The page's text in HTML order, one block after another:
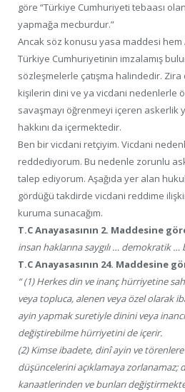
göre “Türkiye Cumhuriyeti tebaası
yapmağa mecburdur.”
Ancak söz konusu yasa maddesi hem
Türkiye Cumhuriyetinin imzalamış
sözleşmelerle çatışma halindedir.
kişilerin dini ve ya vicdani nedenlerle
savaşmayı öğrenmeyi içeren
hakkını da içermektedir.
Ben bir vicdani retçiyim. Vicdani
reddediyorum. Bu nedenle zorunlu
talep ediyorum. Aşağıda yer alan
gördüğü takdirde vicdani reddime
kuruma sunacağım.
T.C Anayasasının 2. Maddesine
insan haklarına saygılı … demokratik
T.C Anayasasının 24. Maddesine
“ (1) Herkes din ve inanç hürriyetine
veya topluca, alenen veya özel olarak
ayin yapmak suretiyle dinini veya
değiştirebilme hürriyetini de içerir.
(2) Kimse ibadete, dinî ayin ve
düşüncelerini açıklamaya zorlanamaz;
kanaatlerinden ve bunları